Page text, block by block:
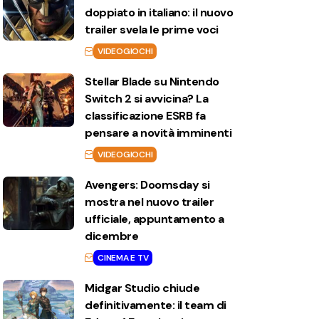
doppiato in italiano: il nuovo
trailer svela le prime voci
VIDEOGIOCHI
Stellar Blade su Nintendo
Switch 2 si avvicina? La
classificazione ESRB fa
pensare a novità imminenti
VIDEOGIOCHI
Avengers: Doomsday si
mostra nel nuovo trailer
ufficiale, appuntamento a
dicembre
CINEMA E TV
Midgar Studio chiude
definitivamente: il team di